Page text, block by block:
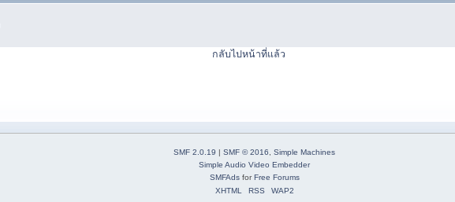
กลับไปหน้าที่แล้ว
SMF 2.0.19 | SMF © 2016, Simple Machines
Simple Audio Video Embedder
SMFAdsforFree Forums
XHTML
RSS WAP2